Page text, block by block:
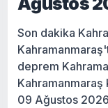
Son dakika
deprem
Kahramanmaraş
09 Ağustos